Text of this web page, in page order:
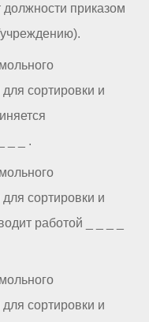
должности приказом
сортировки и
_ _ .
сортировки и
работой _ _ _ _
сортировки и